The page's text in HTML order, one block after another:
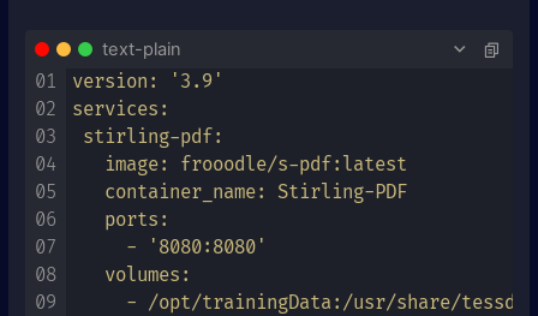
text-plain
01
02
03
04
05
06
07
08
09
version: '3.9'
services:
stirling-pdf:
   image: frooodle/s-pdf:latest
   container_name: Stirling-PDF
   ports:
     - '8080:8080'
   volumes:
- /opt/trainingData:/usr/share/